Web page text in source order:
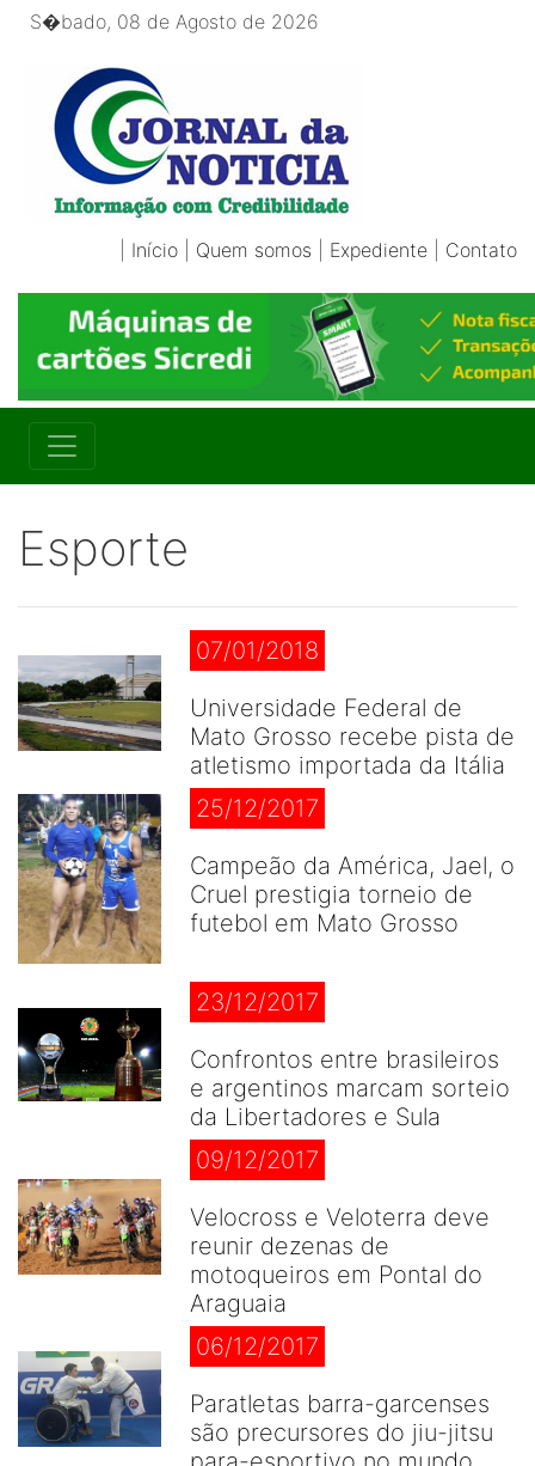
S�bado, 08 de Agosto de 2026
Início Quem somos Expediente Contato
Esporte
07/01/2018
Universidade Federal de
Mato Grosso recebe pista de
atletismo importada da Itália
25/12/2017
Campeão da América, Jael, o
Cruel prestigia torneio de
futebol em Mato Grosso
23/12/2017
Confrontos entre brasileiros
e argentinos marcam sorteio
da Libertadores e Sula
09/12/2017
Velocross e Veloterra deve
reunir dezenas de
motoqueiros em Pontal do
Araguaia
06/12/2017
Paratletas barra-garcenses
são precursores do jiu-jitsu